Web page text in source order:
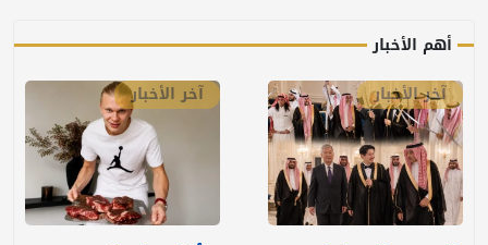
أهم الأخبار
آخر الأخبار
آخر الأخبار